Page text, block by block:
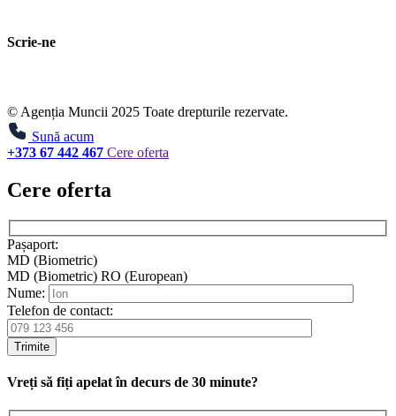
Scrie-ne
© Agenția Muncii 2025 Toate drepturile rezervate.
Sună acum
+373 67 442 467 Cere oferta
Cere oferta
Pașaport:
MD (Biometric)
MD (Biometric) RO (European)
Nume:
Telefon de contact:
Trimite
Vreți să fiți apelat în decurs de 30 minute?